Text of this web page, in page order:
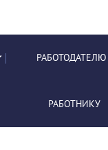
РАБОТНИКУ